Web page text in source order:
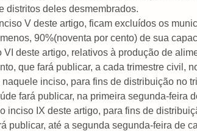
distritos deles desmembrados.
V deste artigo, ficam excluídos os
90%(noventa por cento) de sua
VI deste artigo, relativos à produção de
que fará publicar, a cada trimestre civil,
inciso, para fins de distribuição no
fará publicar, na primeira segunda-feira
inciso IX deste artigo, para fins de
publicar, até a segunda segunda-feira de